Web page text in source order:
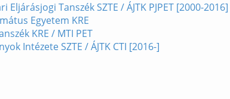
Eljárásjogi Tanszék SZTE / ÁJTK PJPET [2000-2016]
Egyetem KRE
KRE / MTI PET
Intézete SZTE / ÁJTK CTI [2016-]